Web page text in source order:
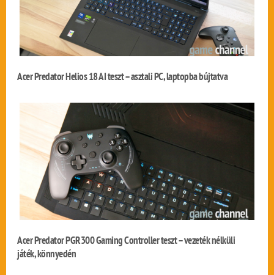
Acer Predator Helios 18 AI teszt – asztali PC, laptopba bújtatva
Acer Predator PGR300 Gaming Controller teszt – vezeték nélküli
játék, könnyedén